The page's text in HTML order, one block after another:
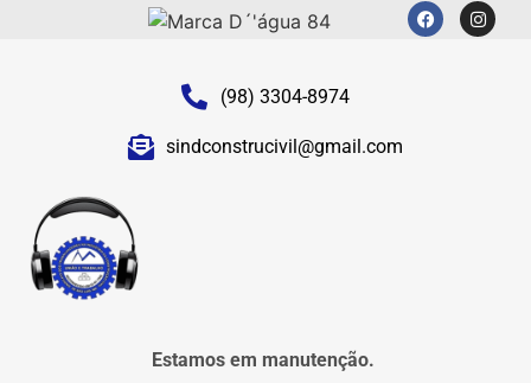
(98) 3304-8974
sindconstrucivil@gmail.com
Estamos em manutenção.